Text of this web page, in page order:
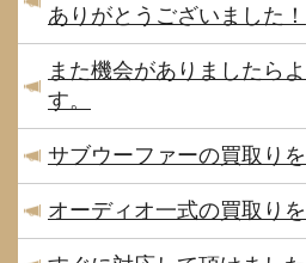
ありがとうございました！
また機会がありましたら
す。
サブウーファーの買取り
オーディオ一式の買取り